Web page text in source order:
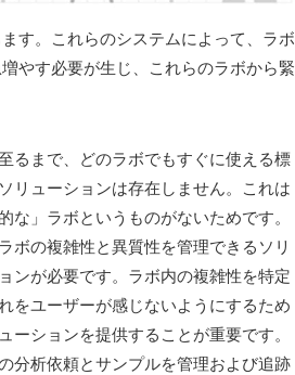
す。これらのシステムによって、ラボ
やす必要が生じ、これらのラボから緊
るまで、どのラボでもすぐに使える標
リューションは存在しません。これは
的な」ラボというものがないためです。
ボの複雑性と異質性を管理できるソリ
ンが必要です。ラボ内の複雑性を特定
をユーザーが感じないようにするため
ーションを提供することが重要です。
分析依頼とサンプルを管理および追跡